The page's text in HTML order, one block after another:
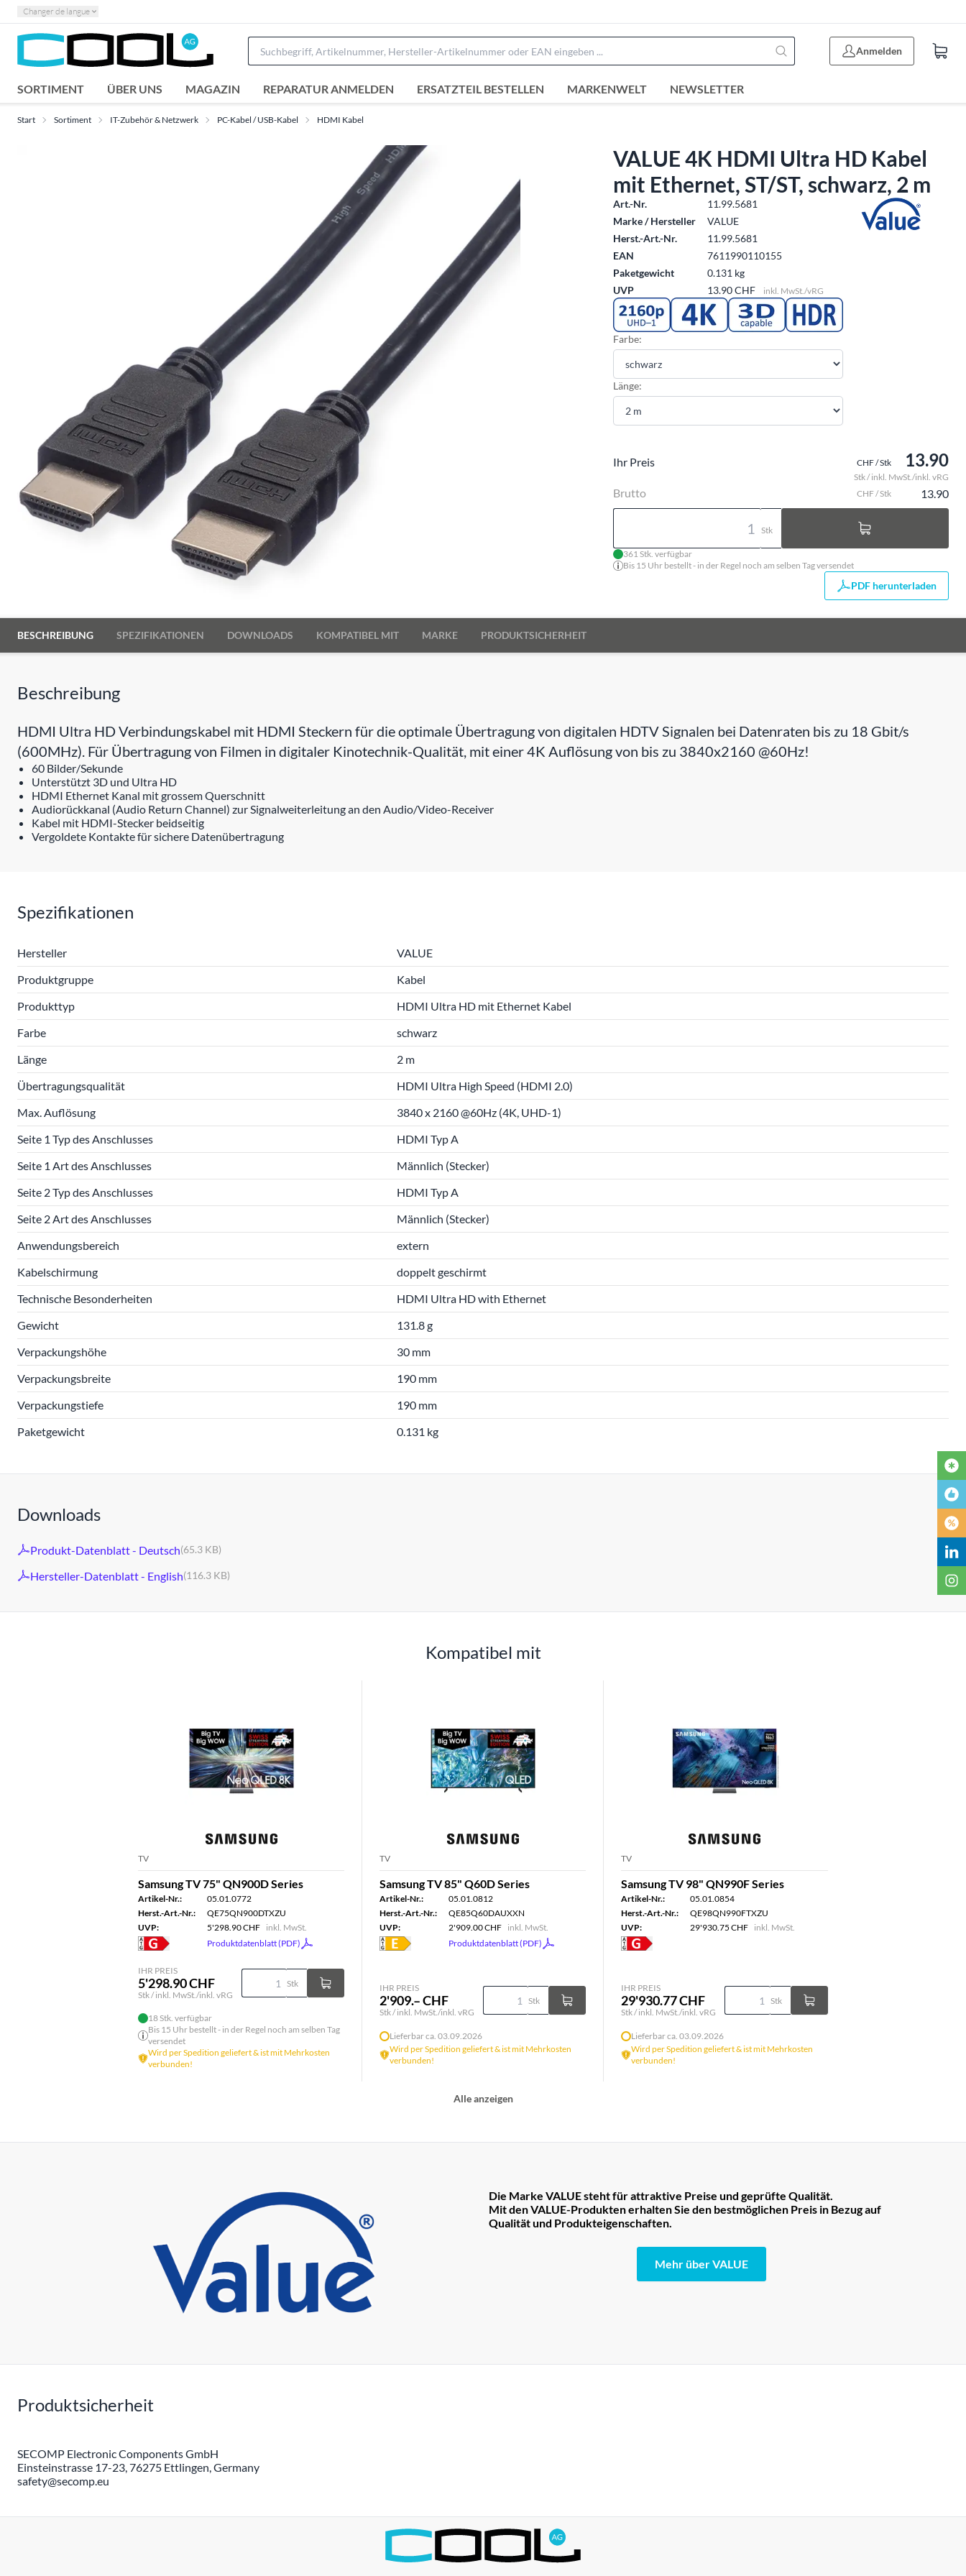
Changer de langue
Anmelden
SORTIMENT ÜBER UNS MAGAZIN REPARATUR ANMELDEN ERSATZTEIL BESTELLEN MARKENWELT NEWSLETTER
Start Sortiment IT-Zubehör & Netzwerk PC-Kabel / USB-Kabel HDMI Kabel
VALUE 4K HDMI Ultra HD Kabel
mit Ethernet, ST/ST, schwarz, 2 m
Art.-Nr.
11.99.5681
Marke / Hersteller
VALUE
Herst.-Art.-Nr.
11.99.5681
EAN
7611990110155
Paketgewicht
0.131 kg
UVP
13.90 CHF inkl. MwSt./vRG
Farbe:
Länge:
Ihr Preis CHF / Stk 13.90
Stk / inkl. MwSt./inkl. vRG
Brutto CHF / Stk 13.90
Stk
361 Stk. verfügbar
Bis 15 Uhr bestellt - in der Regel noch am selben Tag versendet
PDF herunterladen
BESCHREIBUNG SPEZIFIKATIONEN DOWNLOADS KOMPATIBEL MIT MARKE PRODUKTSICHERHEIT
Beschreibung
HDMI Ultra HD Verbindungskabel mit HDMI Steckern für die optimale Übertragung von digitalen HDTV Signalen bei Datenraten bis zu 18 Gbit/s
(600MHz). Für Übertragung von Filmen in digitaler Kinotechnik-Qualität, mit einer 4K Auflösung von bis zu 3840x2160 @60Hz!
60 Bilder/Sekunde
Unterstützt 3D und Ultra HD
HDMI Ethernet Kanal mit grossem Querschnitt
Audiorückkanal (Audio Return Channel) zur Signalweiterleitung an den Audio/Video-Receiver
Kabel mit HDMI-Stecker beidseitig
Vergoldete Kontakte für sichere Datenübertragung
Spezifikationen
Hersteller
VALUE
Produktgruppe
Kabel
Produkttyp
HDMI Ultra HD mit Ethernet Kabel
Farbe
schwarz
Länge
2 m
Übertragungsqualität
HDMI Ultra High Speed (HDMI 2.0)
Max. Auflösung
3840 x 2160 @60Hz (4K, UHD-1)
Seite 1 Typ des Anschlusses
HDMI Typ A
Seite 1 Art des Anschlusses
Männlich (Stecker)
Seite 2 Typ des Anschlusses
HDMI Typ A
Seite 2 Art des Anschlusses
Männlich (Stecker)
Anwendungsbereich
extern
Kabelschirmung
doppelt geschirmt
Technische Besonderheiten
HDMI Ultra HD with Ethernet
Gewicht
131.8 g
Verpackungshöhe
30 mm
Verpackungsbreite
190 mm
Verpackungstiefe
190 mm
Paketgewicht
0.131 kg
Downloads
Produkt-Datenblatt - Deutsch(65.3 KB)
Hersteller-Datenblatt - English(116.3 KB)
Kompatibel mit
TV
Samsung TV 75" QN900D Series
Artikel-Nr.:
05.01.0772
Herst.-Art.-Nr.:
QE75QN900DTXZU
UVP:
5'298.90 CHF inkl. MwSt.
Produktdatenblatt (PDF)
IHR PREIS
5'298.90 CHF
Stk / inkl. MwSt./inkl. vRG
Stk
18 Stk. verfügbar
Bis 15 Uhr bestellt - in der Regel noch am selben Tag
versendet
Wird per Spedition geliefert & ist mit Mehrkosten
verbunden!
TV
Samsung TV 85" Q60D Series
Artikel-Nr.:
05.01.0812
Herst.-Art.-Nr.:
QE85Q60DAUXXN
UVP:
2'909.00 CHF inkl. MwSt.
Produktdatenblatt (PDF)
IHR PREIS
2'909.– CHF
Stk / inkl. MwSt./inkl. vRG
Stk
Lieferbar ca. 03.09.2026
Wird per Spedition geliefert & ist mit Mehrkosten
verbunden!
TV
Samsung TV 98" QN990F Series
Artikel-Nr.:
05.01.0854
Herst.-Art.-Nr.:
QE98QN990FTXZU
UVP:
29'930.75 CHF inkl. MwSt.
IHR PREIS
29'930.77 CHF
Stk / inkl. MwSt./inkl. vRG
Stk
Lieferbar ca. 03.09.2026
Wird per Spedition geliefert & ist mit Mehrkosten
verbunden!
Alle anzeigen
Die Marke VALUE steht für attraktive Preise und geprüfte Qualität.
Mit den VALUE-Produkten erhalten Sie den bestmöglichen Preis in Bezug auf
Qualität und Produkteigenschaften.
Mehr über VALUE
Produktsicherheit
SECOMP Electronic Components GmbH
Einsteinstrasse 17-23, 76275 Ettlingen, Germany
safety@secomp.eu